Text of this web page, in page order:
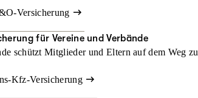
Versicherung
für Vereine und Verbände
schützt Mitglieder und Eltern auf dem Weg
Kfz-Versicherung